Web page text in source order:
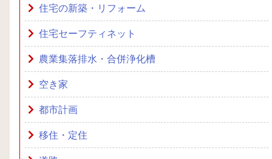
住宅の新築・リフォーム
住宅セーフティネット
農業集落排水・合併浄化槽
空き家
都市計画
移住・定住